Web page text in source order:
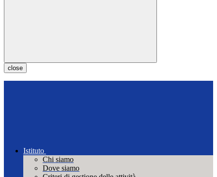
close
Istituto
Chi siamo
Dove siamo